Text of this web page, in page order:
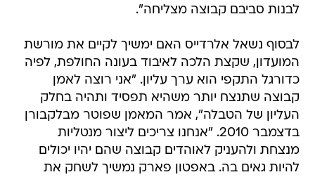
לבנות סביבם קבוצה מצליחה".
לבסוף נשאל אלרדייס האם ימשיך לקיים את מורשת
המועדון, שקצת הלכה לאיבוד בעונה החולפת, לפיה
כדורגל התקפי הוא ערך עליון. "אני רוצה לאמן
קבוצה שתנצח יותר משהיא תפסיד ותהיה בחלק
העליון של הטבלה", אמר המאמן שפוטר מבלקבורן
בדצמבר 2010. "אנחנו צריכים ליצור מנטליות
מנצחת ולהעניק לאוהדים קבוצה שהם יהיו יכולים
להיות גאים בה. באפטון פארק נמשיך לשחק את